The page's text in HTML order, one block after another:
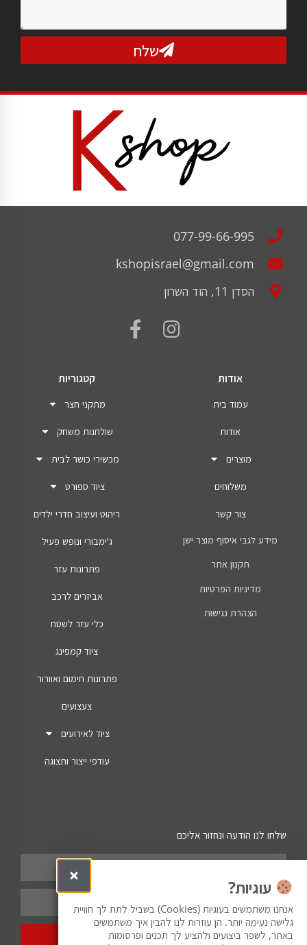
שלח
077-99-66-995
kshopisrael@gmail.com
הסדן 11, הוד השרון
אודות
עמוד בית
אודות
מוצרים
משלוחים
צור קשר
מידע לגבי איסוף מוצר ישן
תקנון אתר
מדיניות הפרטיות
הצהרת נגישות
קטגוריות
מתקני חצר
שולחנות משחק
מכשירי כושר לבית
ציוד ספורט
ריהוט ועיצוב חדרי ילדים
ג'ימבורי ונופש פעיל
פתרונות עזר
אביזרים לרכב
כלי עזר לשטח
ציוד קמפינג
פתרונות חימום ואוורור
צעצועים
ציוד לאירועים
עודפי ייצור ותצוגה
שלחו לנו הודעה ונחזור אליכם
שלח
עוגיות?
אנחנו משתמשים בעוגיות (Cookies) בשביל לתת לך חוויית
גלישה נעימה יותר. הן עוזרות לנו להבין איך משתמשים
באתר, לשפר ביצועים ולהציע לך תכנים ופרסומות